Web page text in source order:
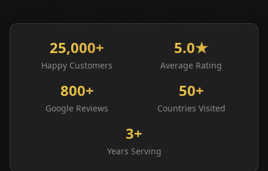
25,000+
Happy Customers
5.0★
Average Rating
800+
Google Reviews
50+
Countries Visited
3+
Years Serving